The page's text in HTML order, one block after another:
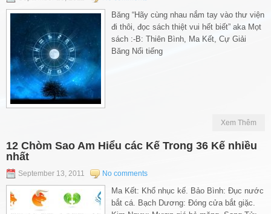
Băng “Hãy cùng nhau nắm tay vào thư viện
đi thôi, đọc sách thiệt vui hết biết” aka Mọt
sách :-B: Thiên Bình, Ma Kết, Cự Giải
Băng Nổi tiếng
Xem Thêm
12 Chòm Sao Am Hiểu các Kế Trong 36 Kế nhiều
nhất
September 13, 2011 No comments
Ma Kết: Khổ nhục kế. Bảo Bình: Đục nước
bắt cá. Bạch Dương: Đóng cửa bắt giặc.